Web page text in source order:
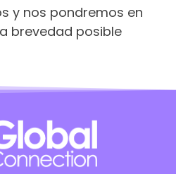
y nos pondremos en
brevedad posible